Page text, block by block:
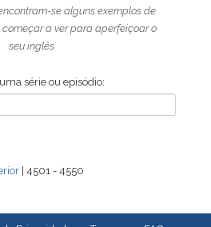
se alguns exemplos de
a ver para aperfeiçoar o
seu inglês.
série ou episódio:
| 4501 - 4550